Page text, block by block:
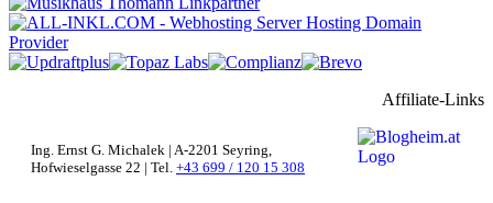
Affiliate-Links
Ing. Ernst G. Michalek | A-2201 Seyring,
Hofwieselgasse 22 | Tel. +43 699 / 120 15 308